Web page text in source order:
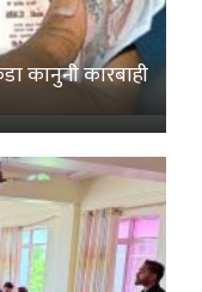
कानुनी कारबाही